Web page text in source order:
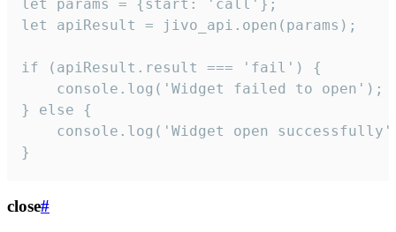
let params = {start: 'call'};
let apiResult = jivo_api.open(params);
if (apiResult.result === 'fail') {
    console.log('Widget failed to open');
} else {
console.log('Widget open
}
close#